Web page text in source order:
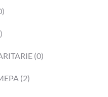
(0)
(2)